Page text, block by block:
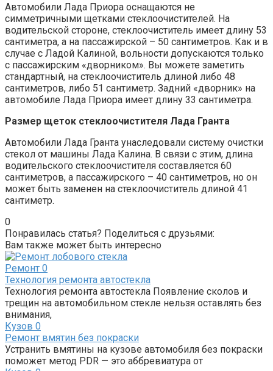
Автомобили Лада Приора оснащаются не
симметричными щетками стеклоочистителей. На
водительской стороне, стеклоочиститель имеет длину 53
сантиметра, а на пассажирской – 50 сантиметров. Как и в
случае с Ладой Калиной, вольности допускаются только
с пассажирским «дворником». Вы можете заметить
стандартный, на стеклоочиститель длиной либо 48
сантиметров, либо 51 сантиметр. Задний «дворник» на
автомобиле Лада Приора имеет длину 33 сантиметра.
Размер щеток стеклоочистителя Лада Гранта
Автомобили Лада Гранта унаследовали систему очистки
стекол от машины Лада Калина. В связи с этим, длина
водительского стеклоочистителя составляется 60
сантиметров, а пассажирского – 40 сантиметров, но он
может быть заменен на стеклоочиститель длиной 41
сантиметр.
0
Понравилась статья? Поделиться с друзьями:
Вам также может быть интересно
Ремонт 0
Технология ремонта автостекла
Технология ремонта автостекла Появление сколов и
трещин на автомобильном стекле нельзя оставлять без
внимания,
Кузов 0
Ремонт вмятин без покраски
Устранить вмятины на кузове автомобиля без покраски
поможет метод PDR — это аббревиатура от